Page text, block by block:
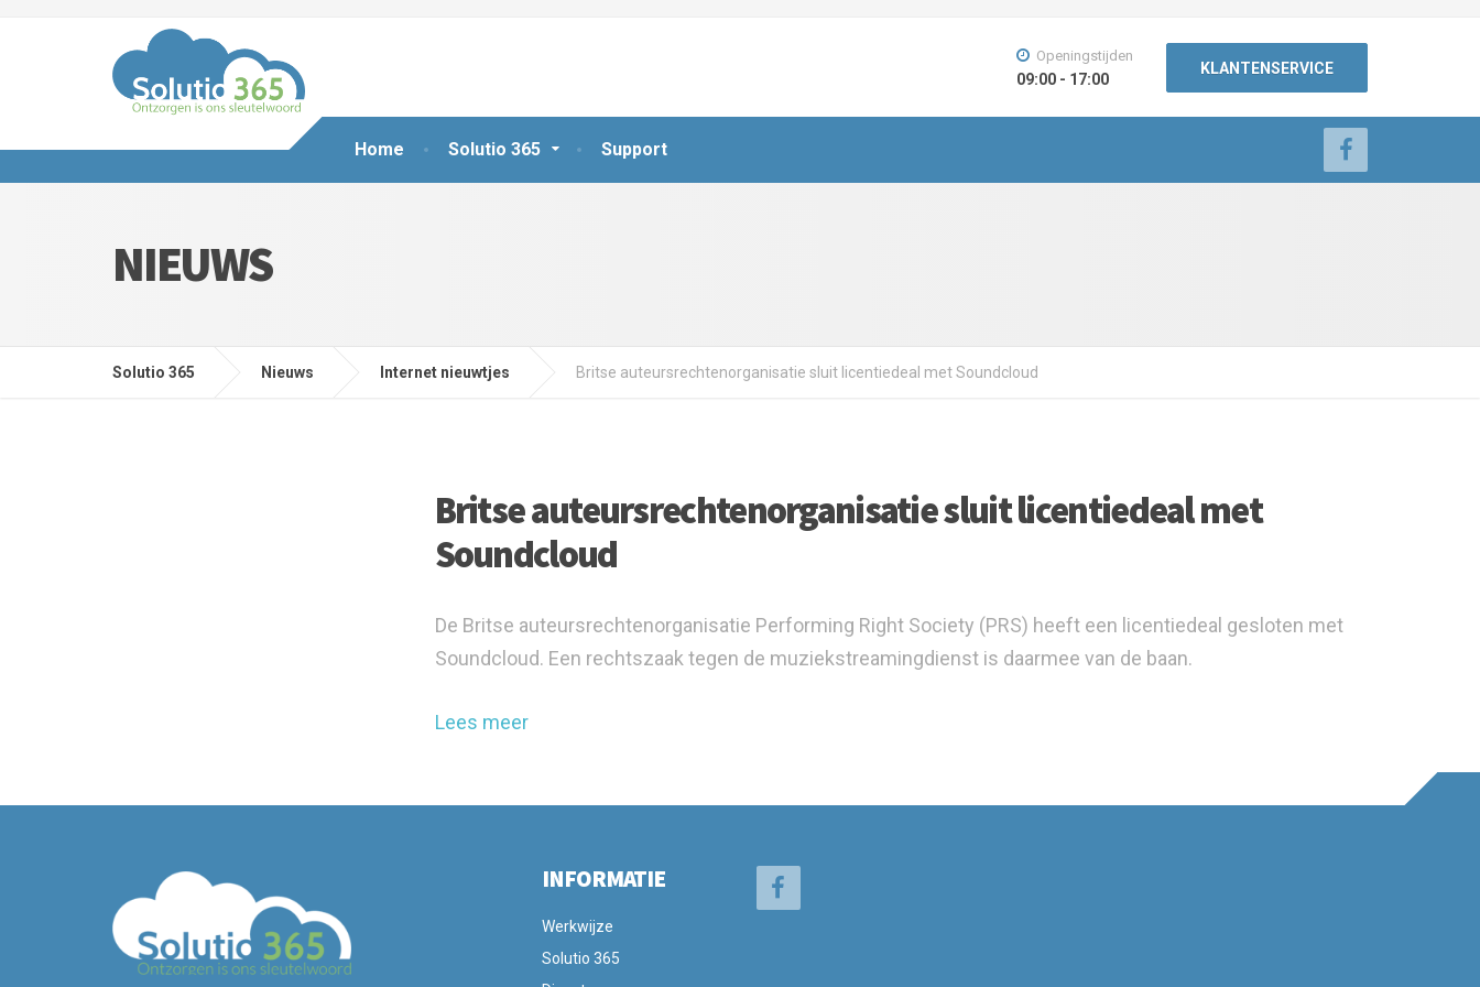
Home Solutio 365 Support
Openingstijden
09:00 - 17:00
KLANTENSERVICE
NIEUWS
Solutio 365 Nieuws Internet nieuwtjes Britse auteursrechtenorganisatie sluit licentiedeal met Soundcloud
Britse auteursrechtenorganisatie sluit licentiedeal met
Soundcloud
De Britse auteursrechtenorganisatie Performing Right Society (PRS) heeft een licentiedeal gesloten met
Soundcloud. Een rechtszaak tegen de muziekstreamingdienst is daarmee van de baan.
Lees meer
INFORMATIE
Werkwijze
Solutio 365